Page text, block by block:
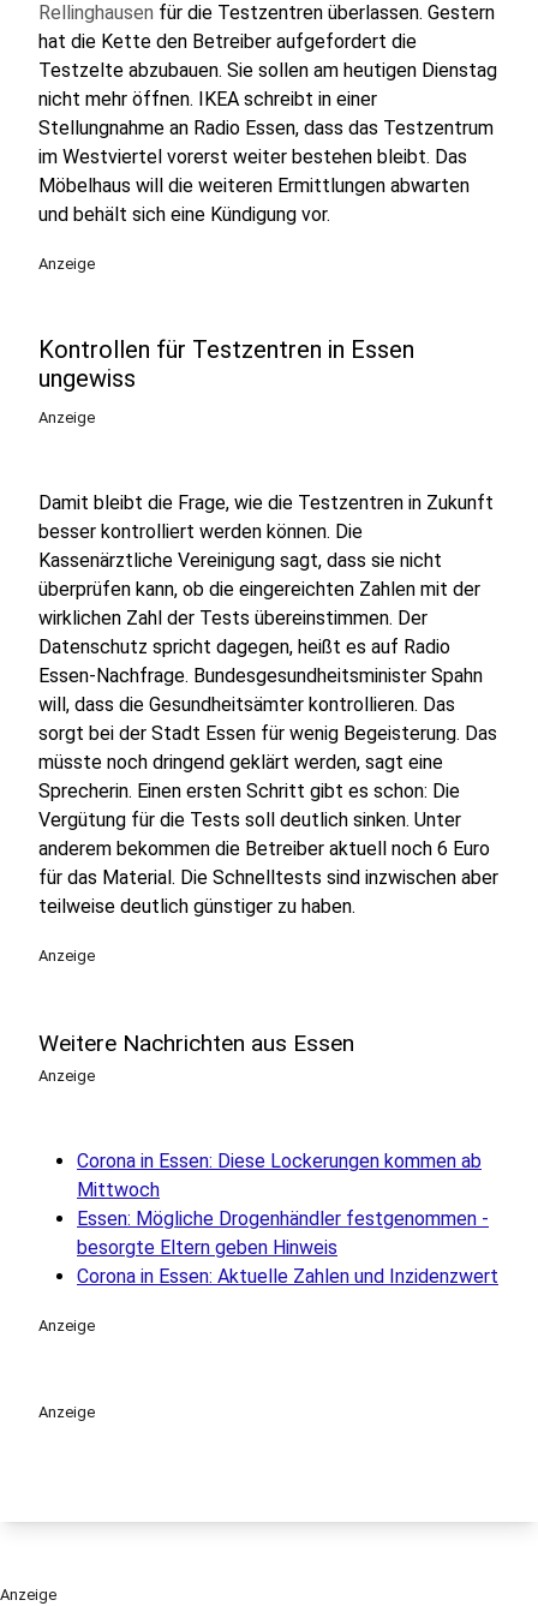
Rellinghausen für die Testzentren überlassen. Gestern
hat die Kette den Betreiber aufgefordert die
Testzelte abzubauen. Sie sollen am heutigen Dienstag
nicht mehr öffnen. IKEA schreibt in einer
Stellungnahme an Radio Essen, dass das Testzentrum
im Westviertel vorerst weiter bestehen bleibt. Das
Möbelhaus will die weiteren Ermittlungen abwarten
und behält sich eine Kündigung vor.
Anzeige
Kontrollen für Testzentren in Essen
ungewiss
Anzeige
Damit bleibt die Frage, wie die Testzentren in Zukunft
besser kontrolliert werden können. Die
Kassenärztliche Vereinigung sagt, dass sie nicht
überprüfen kann, ob die eingereichten Zahlen mit der
wirklichen Zahl der Tests übereinstimmen. Der
Datenschutz spricht dagegen, heißt es auf Radio
Essen-Nachfrage. Bundesgesundheitsminister Spahn
will, dass die Gesundheitsämter kontrollieren. Das
sorgt bei der Stadt Essen für wenig Begeisterung. Das
müsste noch dringend geklärt werden, sagt eine
Sprecherin. Einen ersten Schritt gibt es schon: Die
Vergütung für die Tests soll deutlich sinken. Unter
anderem bekommen die Betreiber aktuell noch 6 Euro
für das Material. Die Schnelltests sind inzwischen aber
teilweise deutlich günstiger zu haben.
Anzeige
Weitere Nachrichten aus Essen
Anzeige
Corona in Essen: Diese Lockerungen kommen ab
Mittwoch
Essen: Mögliche Drogenhändler festgenommen -
besorgte Eltern geben Hinweis
Corona in Essen: Aktuelle Zahlen und Inzidenzwert
Anzeige
Anzeige
Anzeige